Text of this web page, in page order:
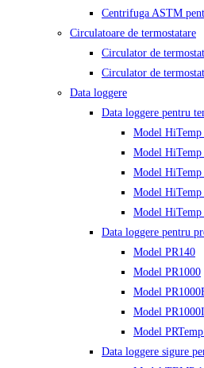
Centrifuga ASTM
Circulatoare de termostatare
Circulator de
Circulator de
Data loggere
Data loggere pentru
Model HiTemp
Model
Model
Model HiTemp
Model HiTemp
Data loggere pentru
Model PR140
Model PR1000
Model
Model
Model
Data loggere sigure